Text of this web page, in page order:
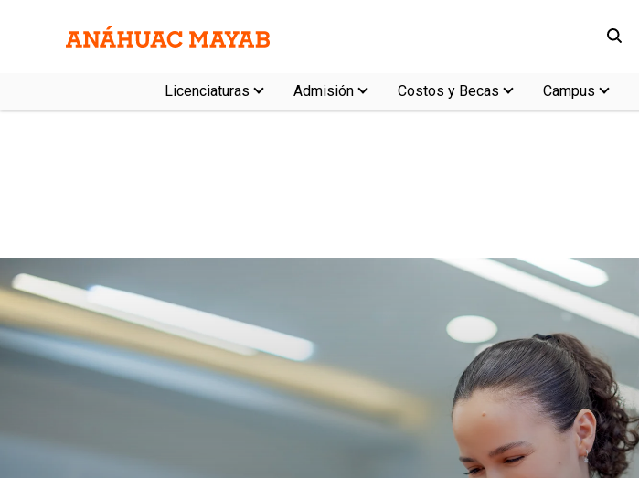
Licenciaturas Admisión Costos y Becas Campus